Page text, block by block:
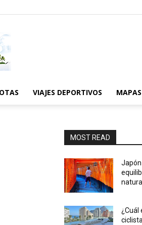
VIAJES DEPORTIVOS MAPAS
MOST READ
¿Cuál